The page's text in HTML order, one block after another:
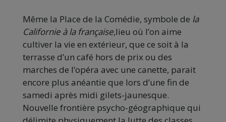
Même la Place de la Comédie, symbole de la
Californie à la française,lieu où l’on aime
cultiver la vie en extérieur, que ce soit à la
terrasse d’un café hors de prix ou des
marches de l’opéra avec une canette, parait
encore plus anéantie que lors d’une fin de
samedi après midi gilets-jaunesque.
Nouvelle frontière psycho-géographique qui